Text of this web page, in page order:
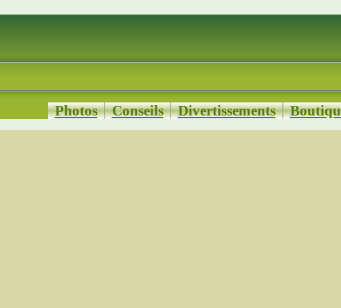
Photos Conseils Divertissements